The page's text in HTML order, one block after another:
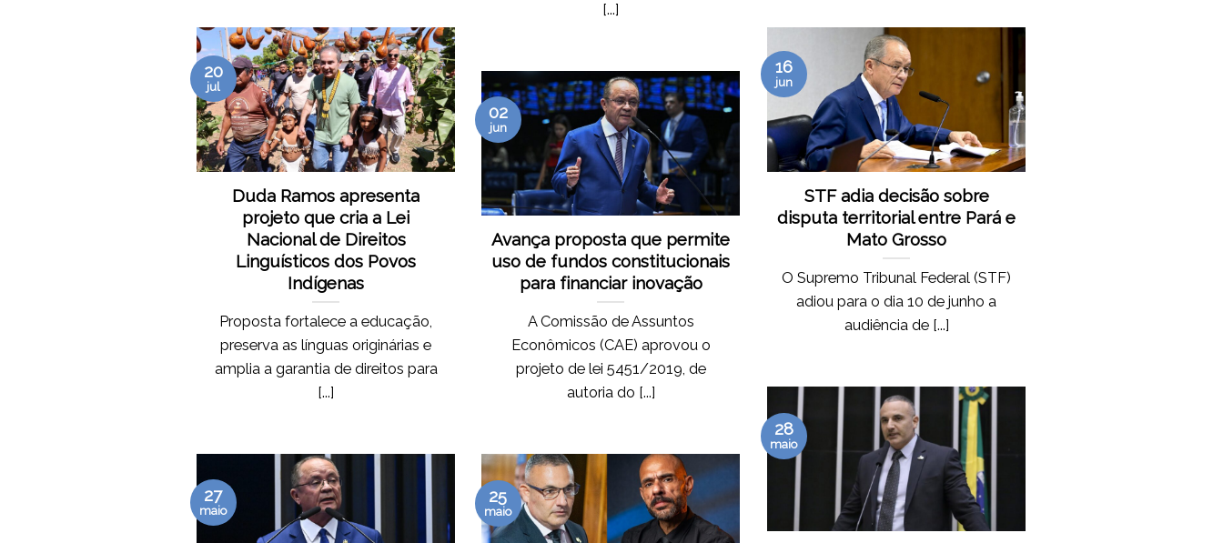
[...]
Duda Ramos apresenta
projeto que cria a Lei
Nacional de Direitos
Linguísticos dos Povos
Indígenas
Proposta fortalece a educação,
preserva as línguas originárias e
amplia a garantia de direitos para
[...]
20
jul
STF adia decisão sobre
disputa territorial entre Pará e
Mato Grosso
O Supremo Tribunal Federal (STF)
adiou para o dia 10 de junho a
audiência de [...]
16
jun
Avança proposta que permite
uso de fundos constitucionais
para financiar inovação
A Comissão de Assuntos
Econômicos (CAE) aprovou o
projeto de lei 5451/2019, de
autoria do [...]
02
jun
28
maio
27
maio
25
maio